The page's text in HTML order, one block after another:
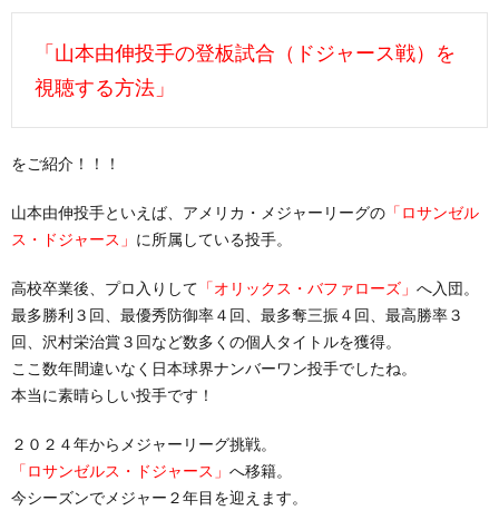
「山本由伸投手の登板試合（ドジャース戦）を
視聴する方法」
をご紹介！！！
山本由伸投手といえば、アメリカ・メジャーリーグの 「ロサンゼル
ス・ドジャース」 に所属している投手。
高校卒業後、プロ入りして 「オリックス・バファローズ」 へ入団。
最多勝利３回、最優秀防御率４回、最多奪三振４回、最高勝率３
回、沢村栄治賞３回など数多くの個人タイトルを獲得。
ここ数年間違いなく日本球界ナンバーワン投手でしたね。
本当に素晴らしい投手です！
２０２４年からメジャーリーグ挑戦。
「ロサンゼルス・ドジャース」 へ移籍。
今シーズンでメジャー２年目を迎えます。